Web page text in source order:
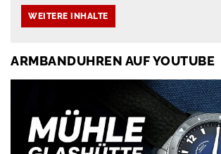
ARMBANDUHREN AUF YOUTUBE